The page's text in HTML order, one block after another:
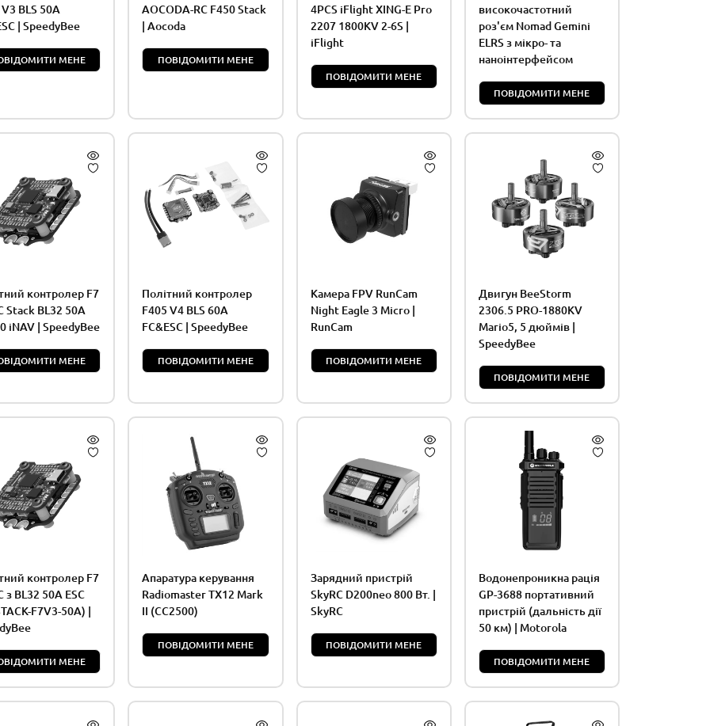
BLS 50A
| SpeedyBee
МЕНЕ
AOCODA-RC F450 Stack
| Aocoda
ПОВІДОМИТИ МЕНЕ
4PCS iFlight XING-E Pro
2207 1800KV 2-6S |
iFlight
ПОВІДОМИТИ МЕНЕ
високочастотний
роз'єм Nomad Gemini
ELRS з мікро- та
наноінтерфейсом
ПОВІДОМИТИ МЕНЕ
контролер F7
Stack BL32 50A
iNAV | SpeedyBee
МЕНЕ
Політний контролер
F405 V4 BLS 60A
FC&ESC | SpeedyBee
ПОВІДОМИТИ МЕНЕ
Камера FPV RunCam
Night Eagle 3 Micro |
RunCam
ПОВІДОМИТИ МЕНЕ
Двигун BeeStorm
2306.5 PRO-1880KV
Mario5, 5 дюймів |
SpeedyBee
ПОВІДОМИТИ МЕНЕ
контролер F7
з BL32 50A ESC
F7V3-50A) |
МЕНЕ
Апаратура керування
Radiomaster TX12 Mark
II (CC2500)
ПОВІДОМИТИ МЕНЕ
Зарядний пристрій
SkyRC D200neo 800 Вт. |
SkyRC
ПОВІДОМИТИ МЕНЕ
Водонепроникна рація
GP-3688 портативний
пристрій (дальність дії
50 км) | Motorola
ПОВІДОМИТИ МЕНЕ